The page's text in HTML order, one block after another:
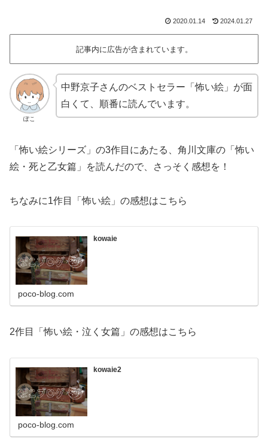
2020.01.14 2024.01.27
記事内に広告が含まれています。
ぽこ
中野京子さんのベストセラー「怖い絵」が面
白くて、順番に読んでいます。
「怖い絵シリーズ」の3作目にあたる、角川文庫の「怖い
絵・死と乙女篇」を読んだので、さっそく感想を！
ちなみに1作目「怖い絵」の感想はこちら
kowaie
poco-blog.com
2作目「怖い絵・泣く女篇」の感想はこちら
kowaie2
poco-blog.com